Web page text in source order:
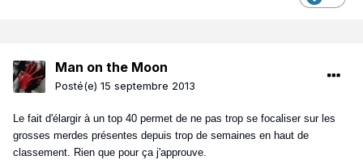
Man on the Moon
Posté(e) 15 septembre 2013
Le fait d'élargir à un top 40 permet de ne pas trop se focaliser sur les
grosses merdes présentes depuis trop de semaines en haut de
classement. Rien que pour ça j'approuve.